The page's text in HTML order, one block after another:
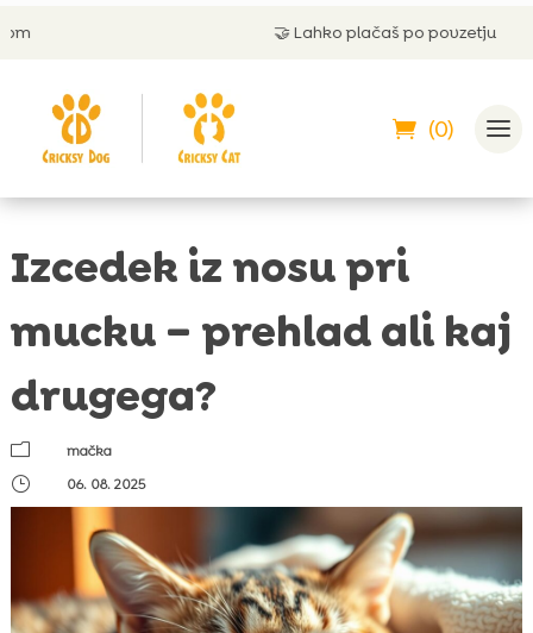
Lahko plačaš po povzetju
(0)
Izcedek iz nosu pri
mucku – prehlad ali kaj
drugega?
m
mačka
}
06. 08. 2025